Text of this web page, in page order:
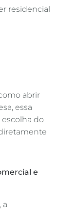
residencial
abrir
essa
do
e
a